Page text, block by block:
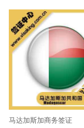
马达加斯加商务签证